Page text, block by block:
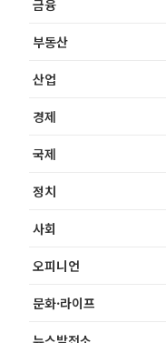
금융
부동산
산업
경제
국제
정치
사회
오피니언
문화·라이프